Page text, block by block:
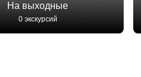
На выходные
0 экскурсий